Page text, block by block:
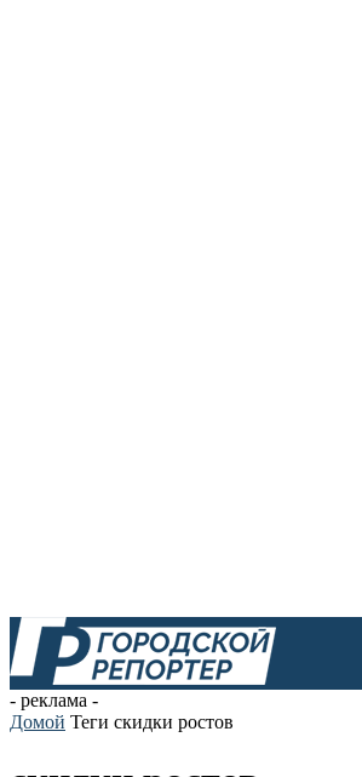
- реклама -
Домой Теги скидки ростов